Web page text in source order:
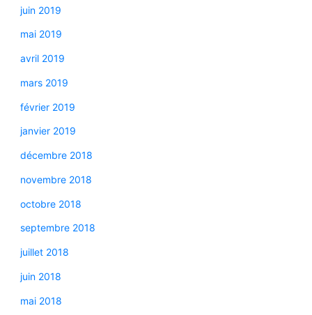
juin 2019
mai 2019
avril 2019
mars 2019
février 2019
janvier 2019
décembre 2018
novembre 2018
octobre 2018
septembre 2018
juillet 2018
juin 2018
mai 2018